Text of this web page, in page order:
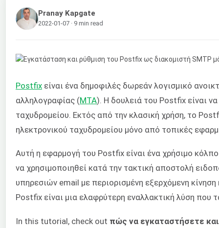
Pranay Kapgate
2022-01-07 · 9 min read
Postfix είναι ένα δημοφιλές δωρεάν λογισμικό
αλληλογραφίας (MTA). Η δουλειά του Postfix είναι
ταχυδρομείου. Εκτός από την κλασική χρήση, το
ηλεκτρονικού ταχυδρομείου μόνο από τοπικές
Αυτή η εφαρμογή του Postfix είναι ένα χρήσιμο
να χρησιμοποιηθεί κατά την τακτική αποστολή
υπηρεσιών email με περιορισμένη εξερχόμενη
Postfix είναι μια ελαφρύτερη εναλλακτική λύση που
In this tutorial, check out πώς να εγκαταστήσετε